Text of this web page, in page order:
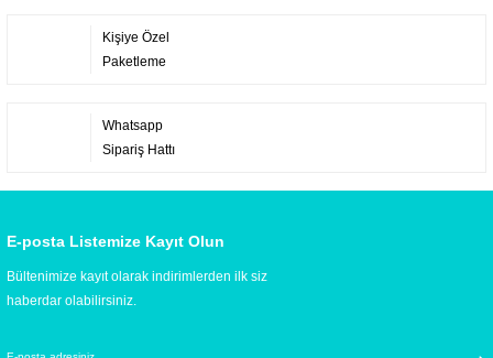
Kişiye Özel
Paketleme
Whatsapp
Sipariş Hattı
E-posta Listemize Kayıt Olun
Bültenimize kayıt olarak indirimlerden ilk siz
haberdar olabilirsiniz.